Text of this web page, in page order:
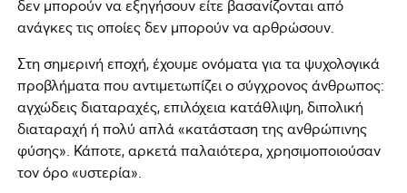
δεν μπορούν να εξηγήσουν είτε βασανίζονται από
ανάγκες τις οποίες δεν μπορούν να αρθρώσουν.
Στη σημερινή εποχή, έχουμε ονόματα για τα ψυχολογικά
προβλήματα που αντιμετωπίζει ο σύγχρονος άνθρωπος:
αγχώδεις διαταραχές, επιλόχεια κατάθλιψη, διπολική
διαταραχή ή πολύ απλά «κατάσταση της ανθρώπινης
φύσης». Κάποτε, αρκετά παλαιότερα, χρησιμοποιούσαν
τον όρο «υστερία».